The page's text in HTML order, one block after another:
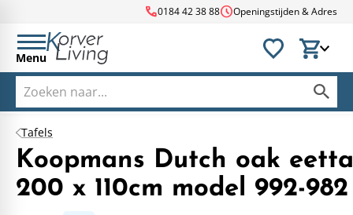
call0184 42 38 88scheduleOpeningstijden & Adres
Menu
Tafels
Koopmans Dutch oak
200 x 110cm model 992-982